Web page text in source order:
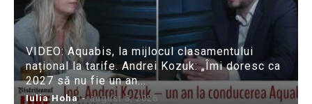
VIDEO: Aquabis, la mijlocul clasamentului
național la tarife. Andrei Kozuk: „Îmi doresc ca
2027 să nu fie un an...
Iulia Hoha - august 8, 2026